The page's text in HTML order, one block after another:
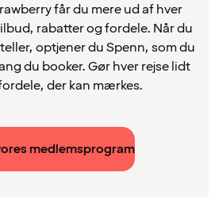
får du mere ud af hver
rabatter og fordele. Når du
optjener du Spenn, som du
du booker. Gør hver rejse lidt
der kan mærkes.
medlemsprogram